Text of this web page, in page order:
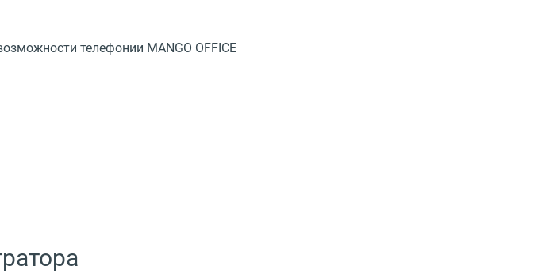
телефонии MANGO OFFICE